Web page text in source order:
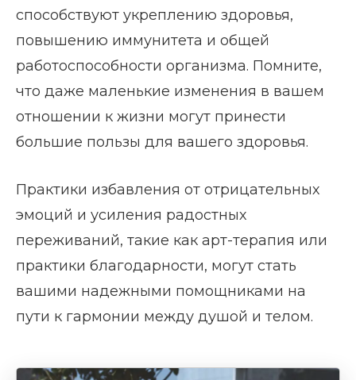
способствуют укреплению здоровья,
повышению иммунитета и общей
работоспособности организма. Помните,
что даже маленькие изменения в вашем
отношении к жизни могут принести
большие пользы для вашего здоровья.
Практики избавления от отрицательных
эмоций и усиления радостных
переживаний, такие как арт-терапия или
практики благодарности, могут стать
вашими надежными помощниками на
пути к гармонии между душой и телом.